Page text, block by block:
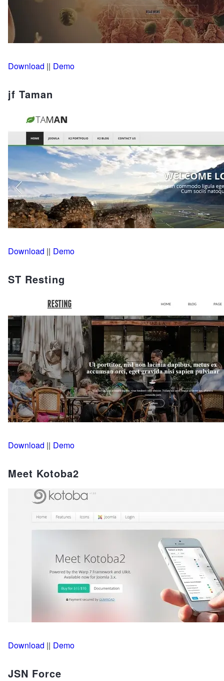
Download || Demo
jf Taman
Download || Demo
ST Resting
Download || Demo
Meet Kotoba2
Download || Demo
JSN Force